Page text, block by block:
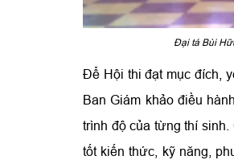
Đại tá Bùi
Để Hội thi đạt mục đích,
Ban Giám khảo điều
trình độ của từng thí
tốt kiến thức, kỹ năng,